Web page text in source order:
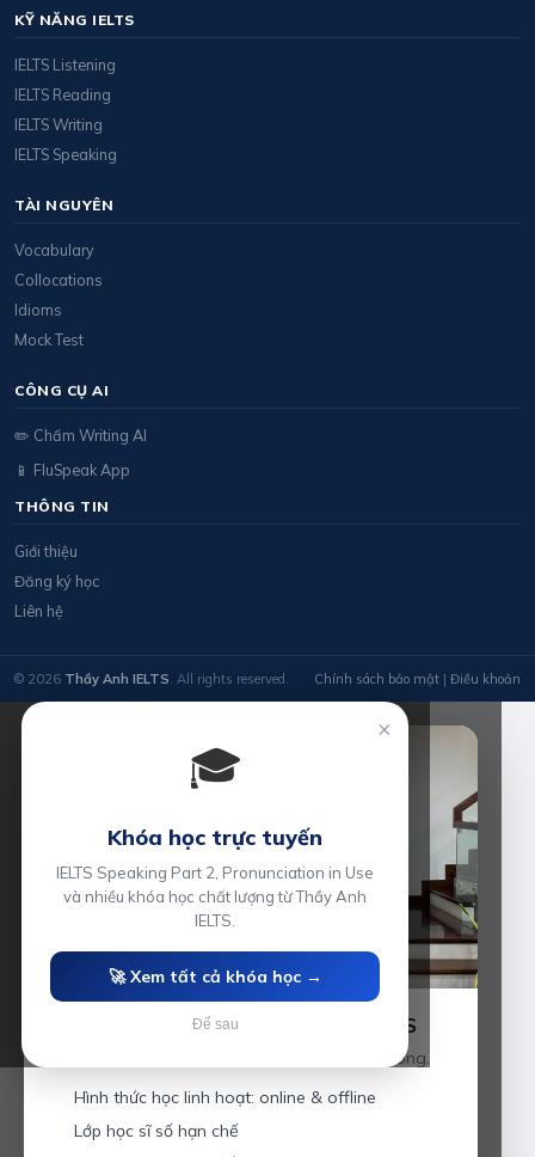
KỸ NĂNG IELTS
IELTS Listening
IELTS Reading
IELTS Writing
IELTS Speaking
TÀI NGUYÊN
Vocabulary
Collocations
Idioms
Mock Test
CÔNG CỤ AI
✏️ Chấm Writing AI
📱 FluSpeak App
THÔNG TIN
Giới thiệu
Đăng ký học
Liên hệ
© 2026 Thầy Anh IELTS. All rights reserved. Chính sách bảo mật | Điều khoản
Luyện thi IELTS cùng Thầy Anh IELTS
Giáo viên hơn 10 năm kinh nghiệm tại Hải Phòng.
Hình thức học linh hoạt: online & offline
Lớp học sĩ số hạn chế
×
🎓
Khóa học trực tuyến
IELTS Speaking Part 2, Pronunciation in Use
và nhiều khóa học chất lượng từ Thầy Anh
IELTS.
🚀 Xem tất cả khóa học →
Để sau